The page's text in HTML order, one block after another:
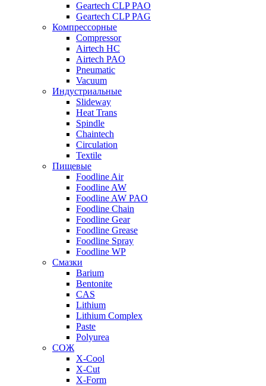
Geartech CLP PAO
Geartech CLP PAG
Компрессорные
Compressor
Airtech HC
Airtech PAO
Pneumatic
Vacuum
Индустриальные
Slideway
Heat Trans
Spindle
Chaintech
Circulation
Textile
Пищевые
Foodline Air
Foodline AW
Foodline AW PAO
Foodline Chain
Foodline Gear
Foodline Grease
Foodline Spray
Foodline WP
Смазки
Barium
Bentonite
CAS
Lithium
Lithium Complex
Paste
Polyurea
СОЖ
X-Cool
X-Cut
X-Form